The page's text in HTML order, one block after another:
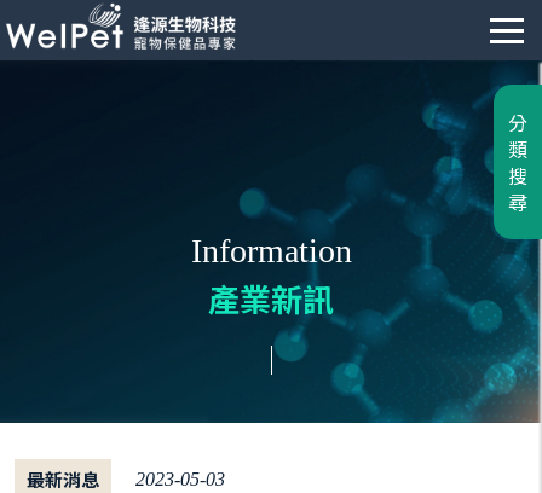
Information
產業新訊
最新消息 2023-05-03
分
類
搜
尋